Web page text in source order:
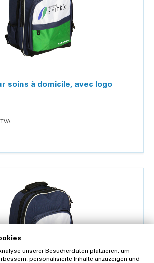
soins à domicile, avec logo
Détails
unserer Besucherdaten platzieren, um
personalisierte Inhalte anzuzeigen und